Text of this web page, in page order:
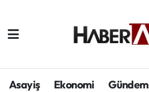
Asayiş Ekonomi Gündem
Afyonkarahisar
Aydın Hava Durumu